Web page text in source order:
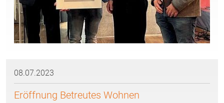
08.07.2023
Eröffnung Betreutes Wohnen